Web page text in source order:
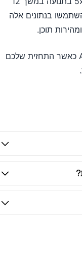
שממפה לקצב צמיחה מצטבר חודשי של כ-10% עד 14%. השתמשו בנתונים אלה
תוכן.
למעקב אחר מגמות תנועה בפועל, תנועות מילות מפתח וכיסוי תשובות AI כאשר התחזית שלכם